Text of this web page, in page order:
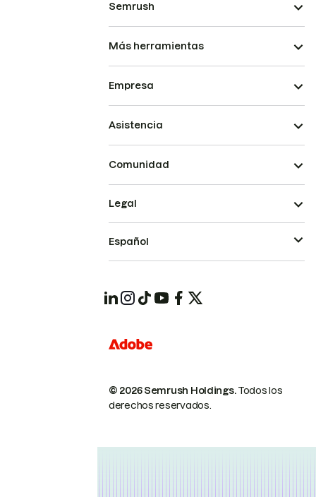
Semrush
Más herramientas
Empresa
Asistencia
Comunidad
© 2026 Semrush Holdings.Todos los
derechos reservados.
Legal
Español